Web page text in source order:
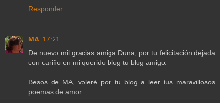
Responder
MA 17:21
De nuevo mil gracias amiga Duna, por tu felicitación dejada
con cariño en mi querido blog tu blog amigo.
Besos de MA, voleré por tu blog a leer tus maravillosos
poemas de amor.